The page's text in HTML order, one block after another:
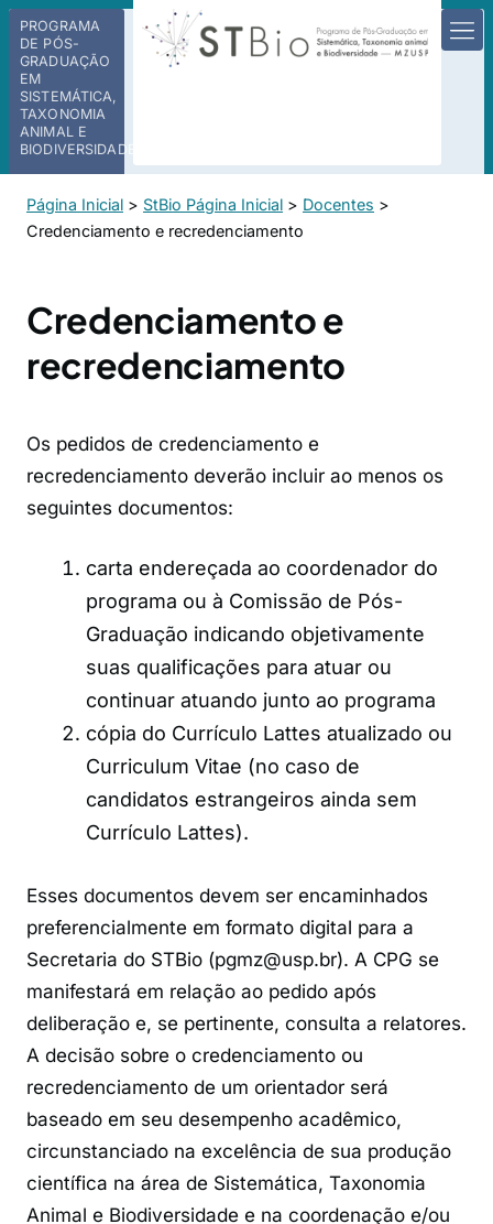
PROGRAMA
DE PÓS-
GRADUAÇÃO
EM
SISTEMÁTICA,
TAXONOMIA
ANIMAL E
BIODIVERSIDADE
Página Inicial > StBio Página Inicial > Docentes >
Credenciamento e recredenciamento
Credenciamento e
recredenciamento
Os pedidos de credenciamento e
recredenciamento deverão incluir ao menos os
seguintes documentos:
carta endereçada ao coordenador do
programa ou à Comissão de Pós-
Graduação indicando objetivamente
suas qualificações para atuar ou
continuar atuando junto ao programa
cópia do Currículo Lattes atualizado ou
Curriculum Vitae (no caso de
candidatos estrangeiros ainda sem
Currículo Lattes).
Esses documentos devem ser encaminhados
preferencialmente em formato digital para a
Secretaria do STBio (pgmz@usp.br). A CPG se
manifestará em relação ao pedido após
deliberação e, se pertinente, consulta a relatores.
A decisão sobre o credenciamento ou
recredenciamento de um orientador será
baseado em seu desempenho acadêmico,
circunstanciado na excelência de sua produção
científica na área de Sistemática, Taxonomia
Animal e Biodiversidade e na coordenação e/ou